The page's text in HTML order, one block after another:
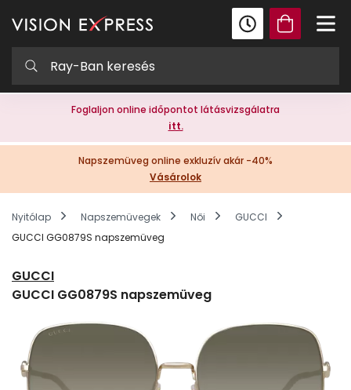
Foglaljon online időpontot látásvizsgálatra
itt.
Napszemüveg online exkluzív akár -40%
Vásárolok
Nyitólap Napszemüvegek Női
GUCCI
GUCCI GG0879S napszemüveg
GUCCI
GUCCI GG0879S napszemüveg